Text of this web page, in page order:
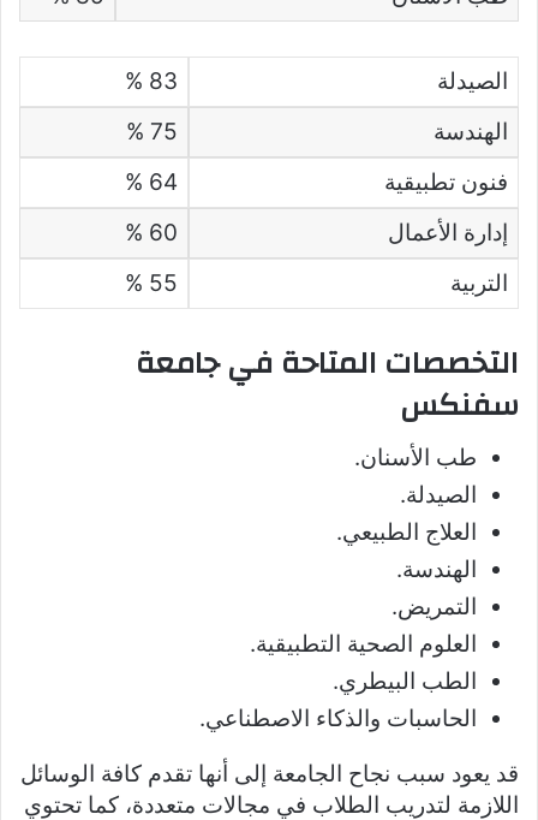
الصيدلة
83 %
الهندسة
75 %
فنون تطبيقية
64 %
إدارة الأعمال
60 %
التربية
55 %
التخصصات المتاحة في جامعة
سفنكس
طب الأسنان.
الصيدلة.
العلاج الطبيعي.
الهندسة.
التمريض.
العلوم الصحية التطبيقية.
الطب البيطري.
الحاسبات والذكاء الاصطناعي.
قد يعود سبب نجاح الجامعة إلى أنها تقدم كافة الوسائل
اللازمة لتدريب الطلاب في مجالات متعددة، كما تحتوي